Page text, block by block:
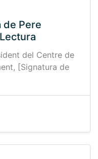
de Pere
del Centre de
[Signatura de